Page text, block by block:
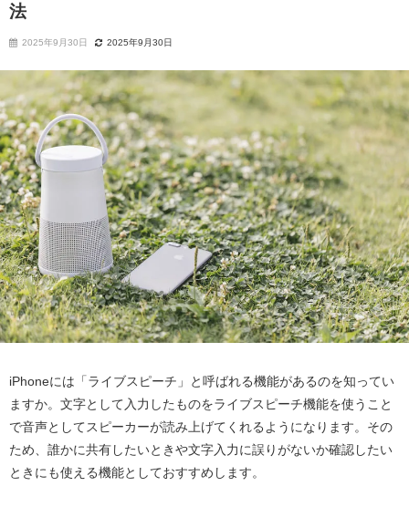
法
2025年9月30日 2025年9月30日
iPhoneには「ライブスピーチ」と呼ばれる機能があるのを知ってい
ますか。文字として入力したものをライブスピーチ機能を使うこと
で音声としてスピーカーが読み上げてくれるようになります。その
ため、誰かに共有したいときや文字入力に誤りがないか確認したい
ときにも使える機能としておすすめします。